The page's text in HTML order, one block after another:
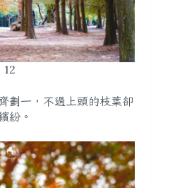
12
劃一，不過上頭的枝葉卻
紛。